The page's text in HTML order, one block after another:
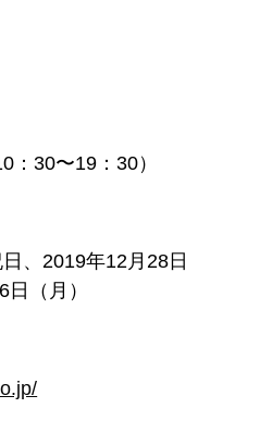
：30〜19：30）
、2019年12月28日
日（月）